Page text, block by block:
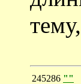
245286 ""